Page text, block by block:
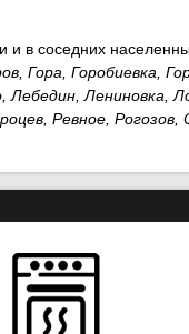
в соседних
Гора, Горобиевка,
Лениновка,
Ревное, Рогозов,